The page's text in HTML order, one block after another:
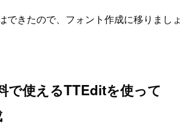
できたので、フォント作成に移りましょ
で使えるTTEditを使って